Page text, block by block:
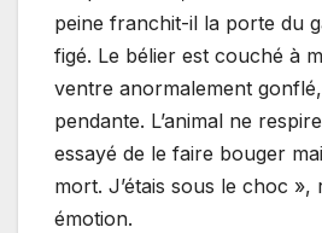
peine franchit-il la porte du
figé. Le bélier est couché à
ventre anormalement
pendante. L’animal ne
essayé de le faire bouger
mort. J’étais sous le choc
émotion.